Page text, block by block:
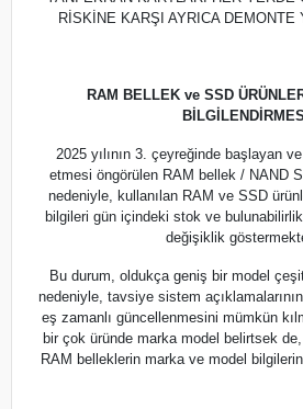
RİSKİNE KARŞI AYRICA DEMONTE
RAM BELLEK ve SSD
BİLGİLENDİRMESİ
2025 yılının 3. çeyreğinde başlayan
etmesi öngörülen RAM bellek / NAND
nedeniyle, kullanılan RAM ve SSD
bilgileri gün içindeki stok ve
değişiklik
Bu durum, oldukça geniş bir model
nedeniyle, tavsiye sistem
eş zamanlı güncellenmesini mümkün
bir çok üründe marka model belirtsek de,
RAM belleklerin marka ve model